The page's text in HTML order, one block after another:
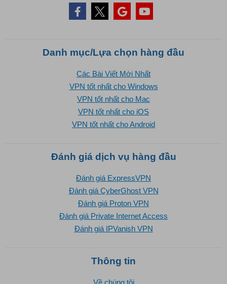
Danh mục/Lựa chọn hàng đầu
Các Bài Viết Mới Nhất
VPN tốt nhất cho Windows
VPN tốt nhất cho Mac
VPN tốt nhất cho iOS
VPN tốt nhất cho Android
Đánh giá dịch vụ hàng đầu
Đánh giá ExpressVPN
Đánh giá CyberGhost VPN
Đánh giá Proton VPN
Đánh giá Private Internet Access
Đánh giá IPVanish VPN
Thông tin
Về chúng tôi